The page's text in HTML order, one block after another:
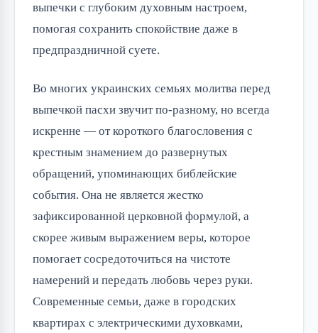
выпечки с глубоким духовным настроем,
помогая сохранить спокойствие даже в
предпраздничной суете.
Во многих украинских семьях молитва перед
выпечкой пасхи звучит по-разному, но всегда
искренне — от короткого благословения с
крестным знамением до развернутых
обращений, упоминающих библейские
события. Она не является жестко
зафиксированной церковной формулой, а
скорее живым выражением веры, которое
помогает сосредоточиться на чистоте
намерений и передать любовь через руки.
Современные семьи, даже в городских
квартирах с электрическими духовками,